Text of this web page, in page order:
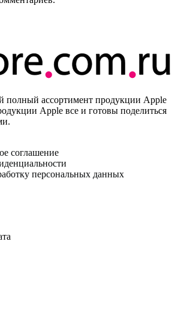
полный ассортимент продукции Apple
Apple все и готовы поделиться
соглашение
персональных данных